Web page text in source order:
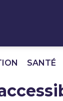
SANTÉ